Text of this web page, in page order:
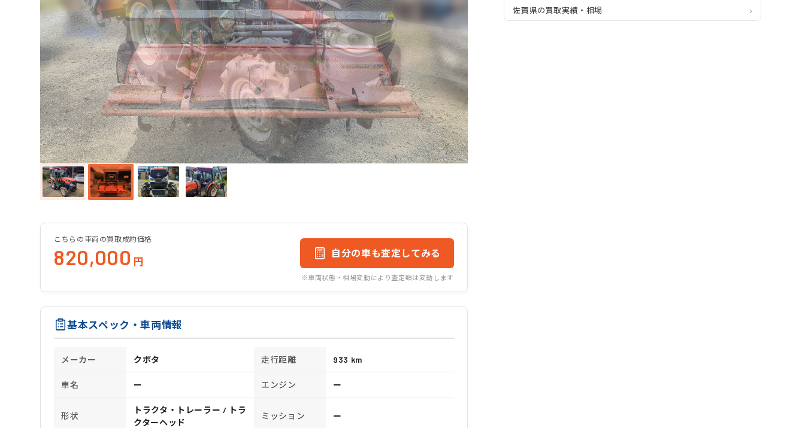
こちらの車両の買取成約価格
820,000 円
自分の車も査定してみる
※車両状態・相場変動により査定額は変動します
基本スペック・車両情報
メーカー クボタ 走行距離 933 km
車名 ー エンジン ー
形状
トラクタ・トレーラー / トラ
クターヘッド
ミッション ー
佐賀県の買取実績・相場